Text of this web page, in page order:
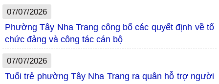
07/07/2026
Phường Tây Nha Trang công bố các quyết định về tổ
chức đảng và công tác cán bộ
07/07/2026
Tuổi trẻ phường Tây Nha Trang ra quân hỗ trợ người